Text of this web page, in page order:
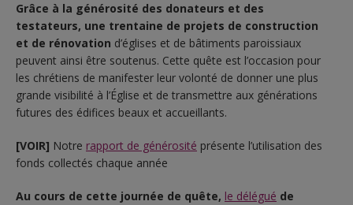
Grâce à la générosité des donateurs et des
testateurs, une trentaine de projets de construction
et de rénovation d’églises et de bâtiments paroissiaux
peuvent ainsi être soutenus. Cette quête est l’occasion pour
les chrétiens de manifester leur volonté de donner une plus
grande visibilité à l’Église et de transmettre aux générations
futures des édifices beaux et accueillants.
[VOIR] Notre rapport de générosité présente l’utilisation des
fonds collectés chaque année
Au cours de cette journée de quête, le délégué de